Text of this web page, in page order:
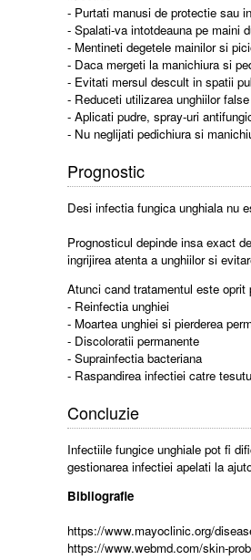
- Purtati manusi de protectie sau
- Spalati-va intotdeauna pe maini
- Mentineti degetele mainilor si
- Daca mergeti la manichiura si
- Evitati mersul descult in spatii
- Reduceti utilizarea unghiilor
- Aplicati pudre, spray-uri
- Nu neglijati pedichiura si
Prognostic
Desi infectia fungica unghiala nu
Prognosticul depinde insa exact
ingrijirea atenta a unghiilor si
Atunci cand tratamentul este
- Reinfectia unghiei
- Moartea unghiei si pierderea
- Discoloratii permanente
- Suprainfectia bacteriana
- Raspandirea infectiei catre
Concluzie
Infectiile fungice unghiale pot fi
gestionarea infectiei apelati la
Bibliografie
https://www.mayoclinic.org/
https://www.webmd.com/skin-